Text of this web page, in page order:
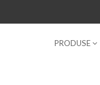
PRODUSE